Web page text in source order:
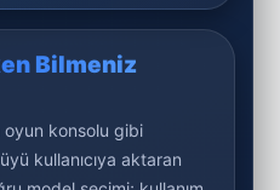
Bilmeniz
konsolu gibi
kullanıcıya aktaran